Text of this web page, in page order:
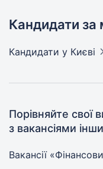
Кандидати за
Кандидати у Києві
Порівняйте свої
з вакансіями
Вакансії